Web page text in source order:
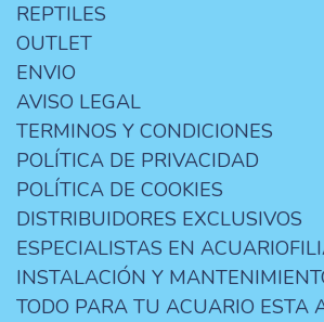
REPTILES
OUTLET
ENVIO
AVISO LEGAL
TERMINOS Y CONDICIONES
POLÍTICA DE PRIVACIDAD
POLÍTICA DE COOKIES
DISTRIBUIDORES EXCLUSIVOS
ESPECIALISTAS EN
INSTALACIÓN Y
TODO PARA TU ACUARIO ESTA